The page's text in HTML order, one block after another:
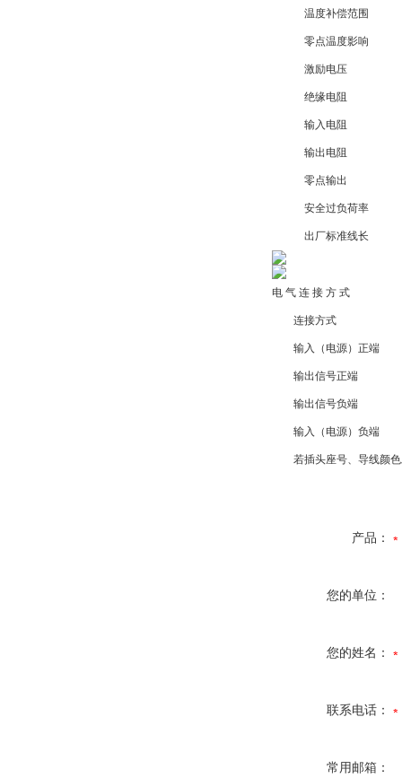
温度补偿范围
零点温度影响
激励电压
绝缘电阻
输入电阻
输出电阻
零点输出
安全过负荷率
出厂标准线长
电 气 连 接 方 式
连接方式
输入（电源）正端
输出信号正端
输出信号负端
输入（电源）负端
若插头座号、导线颜色
产品：
您的单位：
您的姓名：
联系电话：
常用邮箱：